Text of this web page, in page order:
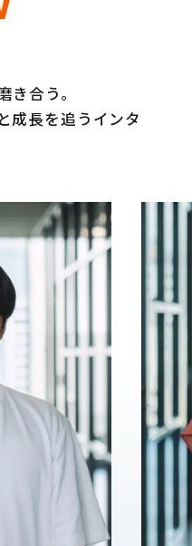
合う。
成長を追うインタ